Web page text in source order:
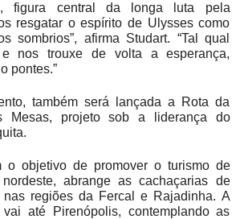
figura central da longa luta pela
resgatar o espírito de Ulysses como
sombrios”, afirma Studart. “Tal qual
nos trouxe de volta a esperança,
pontes.”
também será lançada a Rota da
Mesas, projeto sob a liderança do
objetivo de promover o turismo de
abrange as cachaçarias de
regiões da Fercal e Rajadinha. A
até Pirenópolis, contemplando as